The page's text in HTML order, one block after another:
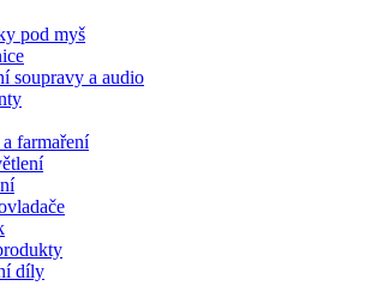
pod myš
soupravy a audio
farmaření
díly